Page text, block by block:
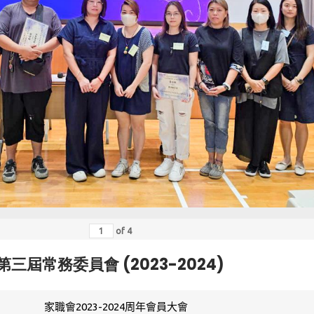
of 4
三屆常務委員會 (2023-2024)
家職會2023-2024周年會員大會